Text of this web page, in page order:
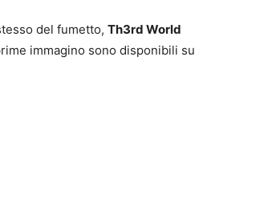
del fumetto, Th3rd World
immagino sono disponibili su